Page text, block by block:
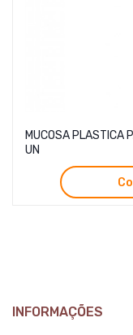
MUCOSA PLASTICA
UN
INFORMAÇÕES